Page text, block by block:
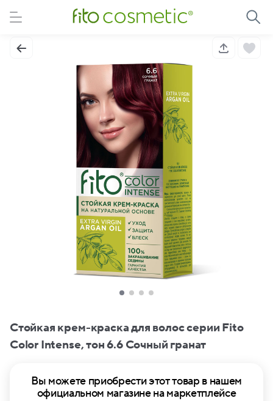
Стойкая крем-краска для волос серии Fito
Сolor Intense, тон 6.6 Сочный гранат
Вы можете приобрести этот товар в нашем
официальном магазине на маркетплейсе